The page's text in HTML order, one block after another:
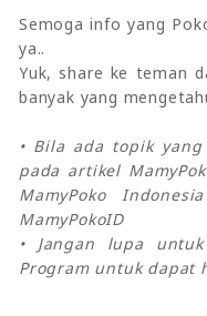
Semoga info yang
ya..
Yuk, share ke teman
banyak yang
• Bila ada topik
pada artikel
MamyPoko
MamyPokoID
• Jangan lupa
Program untuk dapat